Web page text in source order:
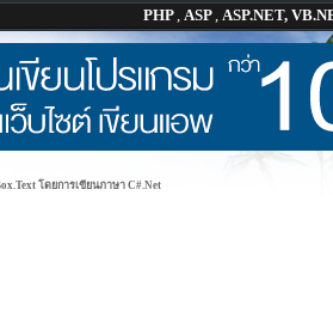
PHP, ASP, ASP.NET,
โดยการเขียนภาษา C#.Net